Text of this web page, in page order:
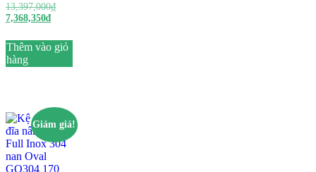
13,397,000₫
7,368,350₫
Thêm vào giỏ
hàng
Giảm giá!